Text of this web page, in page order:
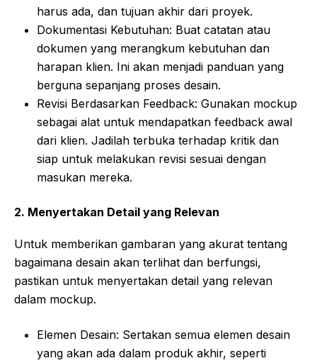
harus ada, dan tujuan akhir dari proyek.
Dokumentasi Kebutuhan: Buat catatan atau
dokumen yang merangkum kebutuhan dan
harapan klien. Ini akan menjadi panduan yang
berguna sepanjang proses desain.
Revisi Berdasarkan Feedback: Gunakan mockup
sebagai alat untuk mendapatkan feedback awal
dari klien. Jadilah terbuka terhadap kritik dan
siap untuk melakukan revisi sesuai dengan
masukan mereka.
2. Menyertakan Detail yang Relevan
Untuk memberikan gambaran yang akurat tentang
bagaimana desain akan terlihat dan berfungsi,
pastikan untuk menyertakan detail yang relevan
dalam mockup.
Elemen Desain: Sertakan semua elemen desain
yang akan ada dalam produk akhir, seperti